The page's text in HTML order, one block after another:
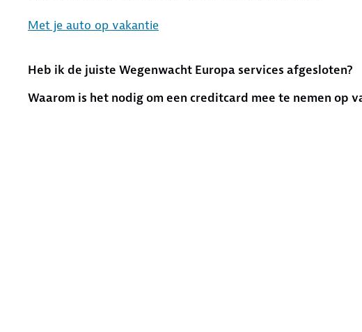
Met je auto op vakantie
Heb ik de juiste Wegenwacht Europa services afgesloten?
Waarom is het nodig om een creditcard mee te nemen op